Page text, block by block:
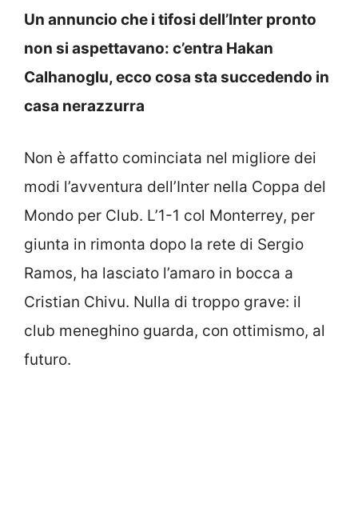
Un annuncio che i tifosi dell’Inter pronto
non si aspettavano: c’entra Hakan
Calhanoglu, ecco cosa sta succedendo in
casa nerazzurra
Non è affatto cominciata nel migliore dei
modi l’avventura dell’Inter nella Coppa del
Mondo per Club. L’1-1 col Monterrey, per
giunta in rimonta dopo la rete di Sergio
Ramos, ha lasciato l’amaro in bocca a
Cristian Chivu. Nulla di troppo grave: il
club meneghino guarda, con ottimismo, al
futuro.